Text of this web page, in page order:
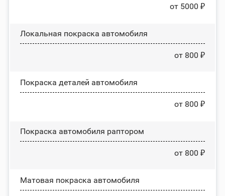
от 5000 ₽
Локальная покраска автомобиля
от 800 ₽
Покраска деталей автомобиля
от 800 ₽
Покраска автомобиля раптором
от 800 ₽
Матовая покраска автомобиля